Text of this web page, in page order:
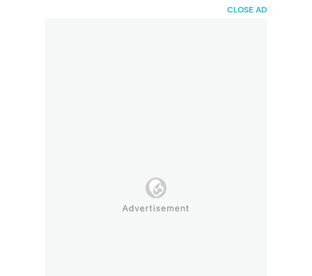
CLOSE AD